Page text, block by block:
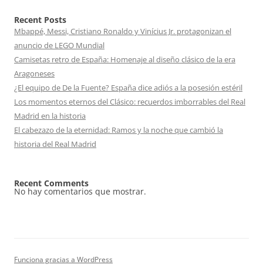
Recent Posts
Mbappé, Messi, Cristiano Ronaldo y Vinícius Jr. protagonizan el
anuncio de LEGO Mundial
Camisetas retro de España: Homenaje al diseño clásico de la era
Aragoneses
¿El equipo de De la Fuente? España dice adiós a la posesión estéril
Los momentos eternos del Clásico: recuerdos imborrables del Real
Madrid en la historia
El cabezazo de la eternidad: Ramos y la noche que cambió la
historia del Real Madrid
Recent Comments
No hay comentarios que mostrar.
Funciona gracias a WordPress